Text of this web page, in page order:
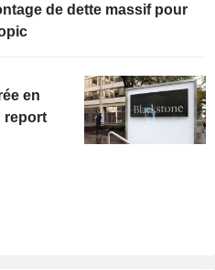
de dette massif pour
en
report